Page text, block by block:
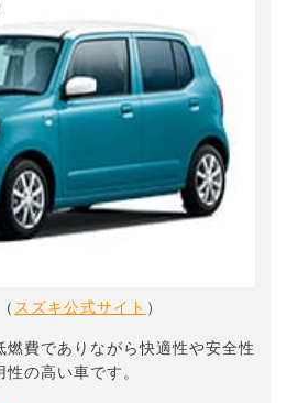
スズキ公式サイト ）
燃費でありながら快適性や安全性
の高い車です。